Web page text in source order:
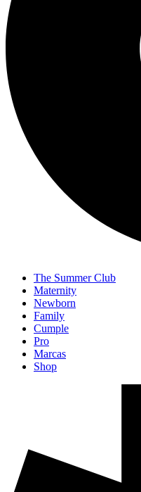
The Summer Club
Maternity
Newborn
Family
Cumple
Pro
Marcas
Shop